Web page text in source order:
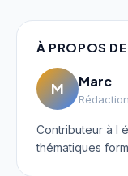
À PROPOS
M Marc
Contributeur à l
thématiques